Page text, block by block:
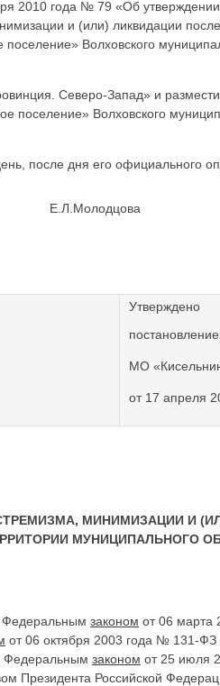
2010 года № 79 «Об утверждении
и (или) ликвидации
Волховского
Северо-Запад» и
поселение» Волховского
после дня его официального
Утверждено
МО
от 17 апреля
МИНИМИЗАЦИИ И
МУНИЦИПАЛЬНОГО
Федеральным законом от 06
от 06 октября 2003 года № 131-
Федеральным законом от 25 июля
Президента Российской